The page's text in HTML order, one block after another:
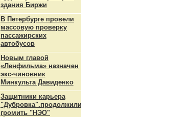
здания Биржи
В Петербурге провели
массовую проверку
пассажирских
автобусов
Новым главой
«Ленфильма» назначен
экс-чиновник
Минкульта Давиденко
Защитники карьера
"Дубровка".продолжили
громить "НЭО"